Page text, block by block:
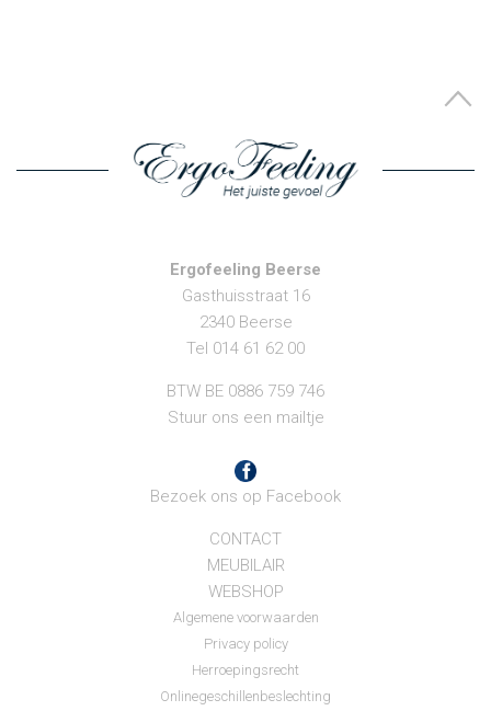
Ergofeeling Beerse
Gasthuisstraat 16
2340 Beerse
Tel 014 61 62 00
BTW BE 0886 759 746
Stuur ons een mailtje
Bezoek ons op Facebook
CONTACT
MEUBILAIR
WEBSHOP
Algemene voorwaarden
Privacy policy
Herroepingsrecht
Onlinegeschillenbeslechting